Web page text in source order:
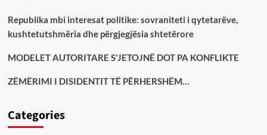
Republika mbi interesat politike: sovraniteti i qytetarëve,
kushtetutshmëria dhe përgjegjësia shtetërore
MODELET AUTORITARE S’JETOJNË DOT PA KONFLIKTE
ZËMËRIMI I DISIDENTIT TË PËRHERSHËM…
Categories